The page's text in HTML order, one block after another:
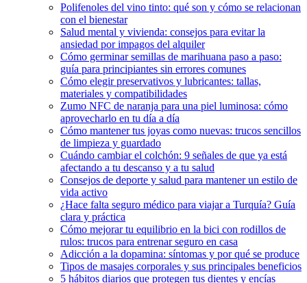
Polifenoles del vino tinto: qué son y cómo se relacionan
con el bienestar
Salud mental y vivienda: consejos para evitar la
ansiedad por impagos del alquiler
Cómo germinar semillas de marihuana paso a paso:
guía para principiantes sin errores comunes
Cómo elegir preservativos y lubricantes: tallas,
materiales y compatibilidades
Zumo NFC de naranja para una piel luminosa: cómo
aprovecharlo en tu día a día
Cómo mantener tus joyas como nuevas: trucos sencillos
de limpieza y guardado
Cuándo cambiar el colchón: 9 señales de que ya está
afectando a tu descanso y a tu salud
Consejos de deporte y salud para mantener un estilo de
vida activo
¿Hace falta seguro médico para viajar a Turquía? Guía
clara y práctica
Cómo mejorar tu equilibrio en la bici con rodillos de
rulos: trucos para entrenar seguro en casa
Adicción a la dopamina: síntomas y por qué se produce
Tipos de masajes corporales y sus principales beneficios
5 hábitos diarios que protegen tus dientes y encías